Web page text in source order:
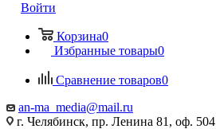
Войти
Корзина0
Избранные товары0
Сравнение товаров0
an-ma_media@mail.ru
г. Челябинск, пр. Ленина 81, оф. 504